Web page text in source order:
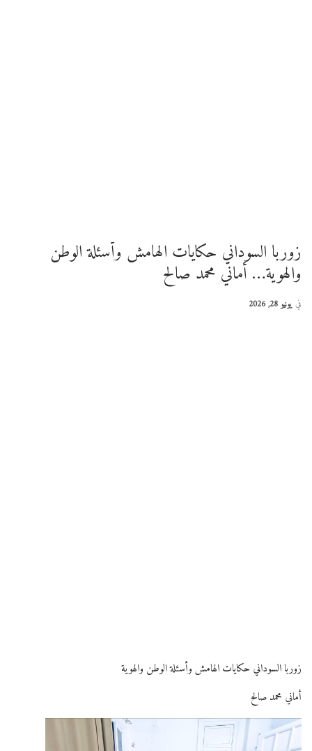
زوربا السوداني حكايات الهامش وأسئلة الوطن
والهوية… أماني محمد صالح
في يونيو 28, 2026
زوربا السوداني حكايات الهامش وأسئلة الوطن والهوية
أماني محمد صالح